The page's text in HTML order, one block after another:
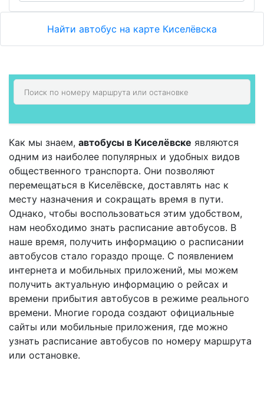
Найти автобус на карте Киселёвска
Как мы знаем, автобусы в Киселёвске являются
одним из наиболее популярных и удобных видов
общественного транспорта. Они позволяют
перемещаться в Киселёвске, доставлять нас к
месту назначения и сокращать время в пути.
Однако, чтобы воспользоваться этим удобством,
нам необходимо знать расписание автобусов. В
наше время, получить информацию о расписании
автобусов стало гораздо проще. С появлением
интернета и мобильных приложений, мы можем
получить актуальную информацию о рейсах и
времени прибытия автобусов в режиме реального
времени. Многие города создают официальные
сайты или мобильные приложения, где можно
узнать расписание автобусов по номеру маршрута
или остановке.